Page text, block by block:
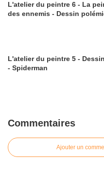
L'atelier du peintre 6 - La
des ennemis - Dessin
L'atelier du peintre 5 -
- Spiderman
Commentaires
Ajouter un